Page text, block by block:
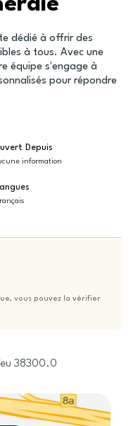
dédié à offrir des
à tous. Avec une
équipe s'engage à
pour répondre
Depuis
information
vous pouvez la vérifier
38300.0